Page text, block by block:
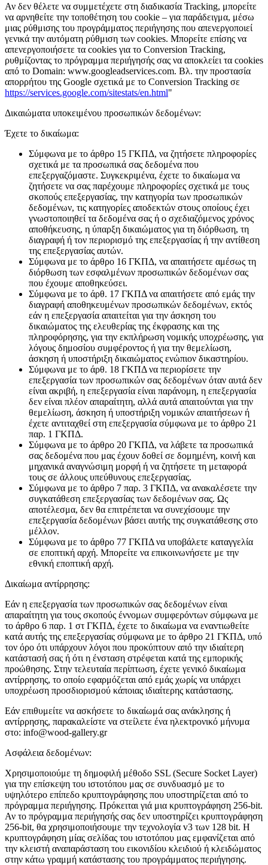
Αν δεν θέλετε να συμμετέχετε στη διαδικασία Tracking, μπορείτε
να αρνηθείτε την τοποθέτηση του cookie – για παράδειγμα, μέσω
μιας ρύθμισης του προγράμματος περιήγησης που απενεργοποιεί
γενικά την αυτόματη ρύθμιση των cookies. Μπορείτε επίσης να
απενεργοποιήσετε τα cookies για το Conversion Tracking,
ρυθμίζοντας το πρόγραμμα περιήγησής σας να αποκλείει τα cookies
από το Domain: www.googleadservices.com. Βλ. την προστασία
απορρήτου της Google σχετικά με το Conversion Tracking σε
https://services.google.com/sitestats/en.html"
Δικαιώματα υποκειμένου προσωπικών δεδομένων:
Έχετε το δικαίωμα:
Σύμφωνα με το άρθρο 15 ΓΚΠΔ, να ζητήσετε πληροφορίες
σχετικά με τα προσωπικά σας δεδομένα που
επεξεργαζόμαστε. Συγκεκριμένα, έχετε το δικαίωμα να
ζητήσετε να σας παρέχουμε πληροφορίες σχετικά με τους
σκοπούς επεξεργασίας, την κατηγορία των προσωπικών
δεδομένων, τις κατηγορίες αποδεκτών στους οποίους έχει
γνωστοποιηθεί τα δεδομένα σας ή ο σχεδιαζόμενος χρόνος
αποθήκευσης, η ύπαρξη δικαιώματος για τη διόρθωση, τη
διαγραφή ή τον περιορισμό της επεξεργασίας ή την αντίθεση
της επεξεργασίας αυτών.
Σύμφωνα με το άρθρο 16 ΓΚΠΔ, να απαιτήσετε αμέσως τη
διόρθωση των εσφαλμένων προσωπικών δεδομένων σας
που έχουμε αποθηκεύσει.
Σύμφωνα με το άρθ. 17 ΓΚΠΔ να απαιτήσετε από εμάς την
διαγραφή αποθηκευμένων προσωπικών δεδομένων, εκτός
εάν η επεξεργασία απαιτείται για την άσκηση του
δικαιώματος της ελευθερίας της έκφρασης και της
πληροφόρησης, για την εκπλήρωση νομικής υποχρέωσης, για
λόγους δημοσίου συμφέροντος ή για την θεμελίωση,
άσκηση ή υποστήριξη δικαιώματος ενώπιον δικαστηρίου.
Σύμφωνα με το άρθ. 18 ΓΚΠΔ να περιορίσετε την
επεξεργασία των προσωπικών σας δεδομένων όταν αυτά δεν
είναι ακριβή, η επεξεργασία είναι παράνομη, η επεξεργασία
δεν είναι πλέον απαραίτητη, αλλά αυτά απαιτούνται για την
θεμελίωση, άσκηση ή υποστήριξη νομικών απαιτήσεων ή
έχετε αντιταχθεί στη επεξεργασία σύμφωνα με το άρθρο 21
παρ. 1 ΓΚΠΔ.
Σύμφωνα με το άρθρο 20 ΓΚΠΔ, να λάβετε τα προσωπικά
σας δεδομένα που μας έχουν δοθεί σε δομημένη, κοινή και
μηχανικά αναγνώσιμη μορφή ή να ζητήσετε τη μεταφορά
τους σε άλλους υπεύθυνους επεξεργασίας.
Σύμφωνα με το άρθρο 7 παρ. 3 ΓΚΠΔ, να ανακαλέσετε την
συγκατάθεση επεξεργασίας των δεδομένων σας. Ως
αποτέλεσμα, δεν θα επιτρέπεται να συνεχίσουμε την
επεξεργασία δεδομένων βάσει αυτής της συγκατάθεσης στο
μέλλον.
Σύμφωνα με το άρθρο 77 ΓΚΠΔ να υποβάλετε καταγγελία
σε εποπτική αρχή. Μπορείτε να επικοινωνήσετε με την
εθνική εποπτική αρχή.
Δικαίωμα αντίρρησης:
Εάν η επεξεργασία των προσωπικών σας δεδομένων είναι
απαραίτητη για τους σκοπούς έννομων συμφερόντων σύμφωνα με
το άρθρο 6 παρ. 1 στ ΓΚΠΔ, έχετε το δικαίωμα να εναντιωθείτε
κατά αυτής της επεξεργασίας σύμφωνα με το άρθρο 21 ΓΚΠΔ, υπό
τον όρο ότι υπάρχουν λόγοι που προκύπτουν από την ιδιαίτερη
κατάστασή σας ή ότι η ένσταση στρέφεται κατά της εμπορικής
προώθησης. Στην τελευταία περίπτωση, έχετε γενικό δικαίωμα
αντίρρησης, το οποίο εφαρμόζεται από εμάς χωρίς να υπάρχει
υποχρέωση προσδιορισμού κάποιας ιδιαίτερης κατάστασης.
Εάν επιθυμείτε να ασκήσετε το δικαίωμά σας ανάκλησης ή
αντίρρησης, παρακαλείστε να στείλετε ένα ηλεκτρονικό μήνυμα
στο: info@wood-gallery.gr
Ασφάλεια δεδομένων:
Χρησιμοποιούμε τη δημοφιλή μέθοδο SSL (Secure Socket Layer)
για την επίσκεψη του ιστοτόπου μας σε συνδυασμό με το
υψηλότερο επίπεδο κρυπτογράφησης που υποστηρίζεται από το
πρόγραμμα περιήγησης. Πρόκειται γιά μια κρυπτογράφηση 256-bit.
Αν το πρόγραμμα περιήγησής σας δεν υποστηρίζει κρυπτογράφηση
256-bit, θα χρησιμοποιήσουμε την τεχνολογία v3 των 128 bit. Η
κρυπτογράφηση μίας σελίδας του ιστοτόπου μας εμφανίζεται από
την κλειστή αναπαράσταση του εικονιδίου κλειδιού ή κλειδώματος
στην κάτω γραμμή κατάστασης του προγράμματος περιήγησης.